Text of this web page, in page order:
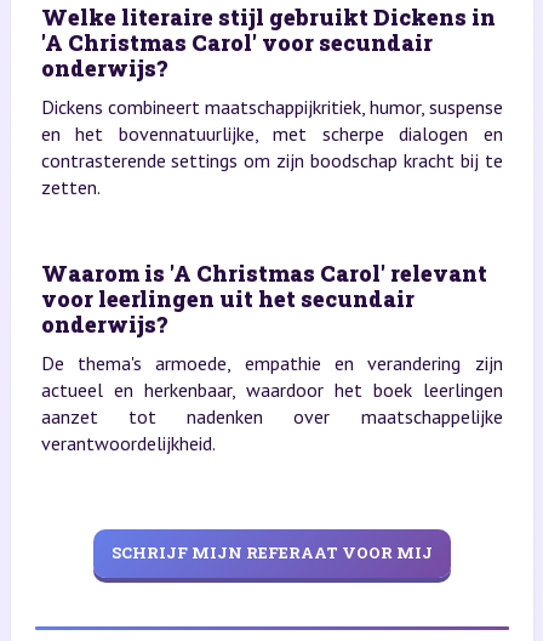
Welke literaire stijl gebruikt Dickens in
'A Christmas Carol' voor secundair
onderwijs?
Dickens combineert maatschappijkritiek, humor, suspense
en het bovennatuurlijke, met scherpe dialogen en
contrasterende settings om zijn boodschap kracht bij te
zetten.
Waarom is 'A Christmas Carol' relevant
voor leerlingen uit het secundair
onderwijs?
De thema's armoede, empathie en verandering zijn
actueel en herkenbaar, waardoor het boek leerlingen
aanzet tot nadenken over maatschappelijke
verantwoordelijkheid.
SCHRIJF MIJN REFERAAT VOOR MIJ